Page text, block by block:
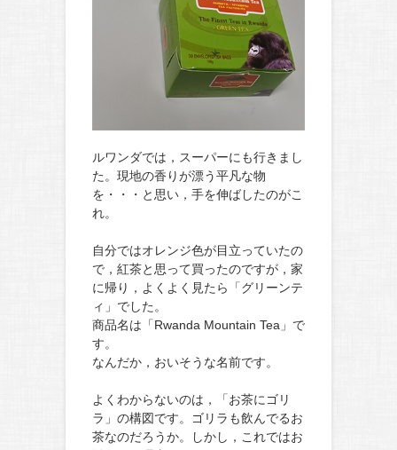
ルワンダでは，スーパーにも行きまし
た。現地の香りが漂う平凡な物
を・・・と思い，手を伸ばしたのがこ
れ。
自分ではオレンジ色が目立っていたの
で，紅茶と思って買ったのですが，家
に帰り，よくよく見たら「グリーンテ
ィ」でした。
商品名は「Rwanda Mountain Tea」で
す。
なんだか，おいそうな名前です。
よくわからないのは，「お茶にゴリ
ラ」の構図です。ゴリラも飲んでるお
茶なのだろうか。しかし，これではお